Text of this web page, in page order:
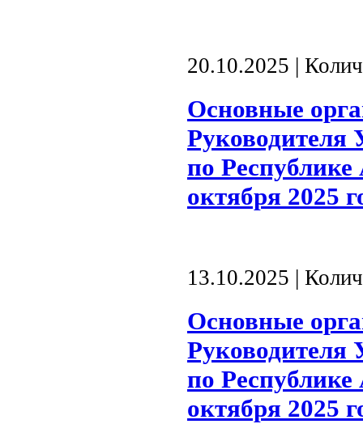
20.10.2025 |
Основные
Руководителя
по Республике
октября 2025
13.10.2025 |
Основные
Руководителя
по Республике
октября 2025